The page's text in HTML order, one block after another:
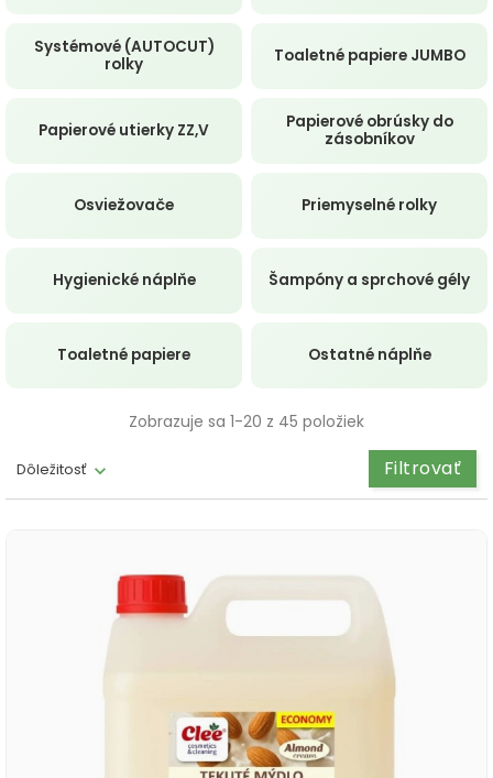
Systémové (AUTOCUT)
rolky
Toaletné papiere JUMBO
Papierové utierky ZZ,V
Papierové obrúsky do
zásobníkov
Osviežovače Priemyselné rolky
Hygienické náplňe Šampóny a sprchové gély
Toaletné papiere Ostatné náplňe
Dôležitosť Filtrovať
Zobrazuje sa 1-20 z 45 položiek